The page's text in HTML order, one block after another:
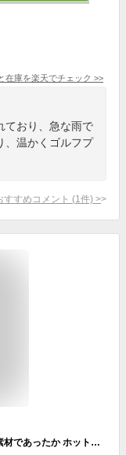
在庫を楽天でチェック >>
ており、急な雨で
、温かくゴルフプ
すすめコメント (1 件) >
【店内全品ポイント5倍】ワンダフルデー蓄熱素材であったか ホット マフラー 襟巻き ベージュ 黒 ホットハグシリーズ 180cm ロング 大判 特殊熱収集発熱素材 暖かい おしゃれ かわいい ダウン ぽかぽか メンズ レディース CARESTAR